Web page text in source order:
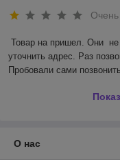
Товар на пришел. Они  не
уточнить адрес. Раз
Пробовали сами
О нас